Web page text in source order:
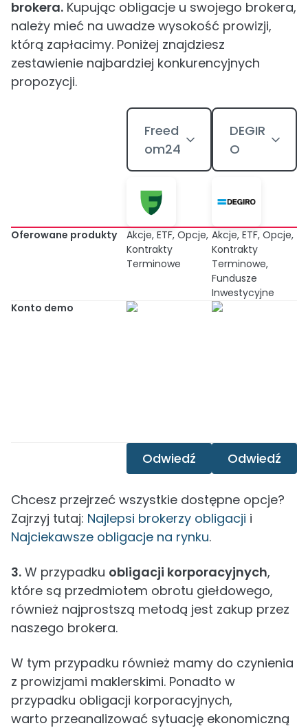
brokera. Kupując obligacje u swojego brokera,
należy mieć na uwadze wysokość prowizji,
którą zapłacimy. Poniżej znajdziesz
zestawienie najbardziej konkurencyjnych
propozycji.
Freed
om24
DEGIR
O
Oferowane produkty
Akcje, ETF, Opcje,
Kontrakty
Terminowe
Akcje, ETF, Opcje,
Kontrakty
Terminowe,
Fundusze
Inwestycyjne
Konto demo
Odwiedź Odwiedź
Chcesz przejrzeć wszystkie dostępne opcje?
Zajrzyj tutaj: Najlepsi brokerzy obligacji i
Najciekawsze obligacje na rynku.
3. W przypadku obligacji korporacyjnych,
które są przedmiotem obrotu giełdowego,
również najprostszą metodą jest zakup przez
naszego brokera.
W tym przypadku również mamy do czynienia
z prowizjami maklerskimi. Ponadto w
przypadku obligacji korporacyjnych,
warto przeanalizować sytuację ekonomiczną